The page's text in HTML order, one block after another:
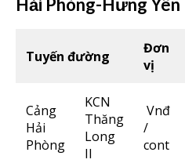
Tuyến đường
Đơn
vị
Cảng
Hải
Phòng
KCN
Thăng
Long
II
Vnđ
/
cont